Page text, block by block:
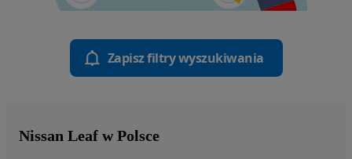
Zapisz filtry wyszukiwania
Nissan Leaf w Polsce